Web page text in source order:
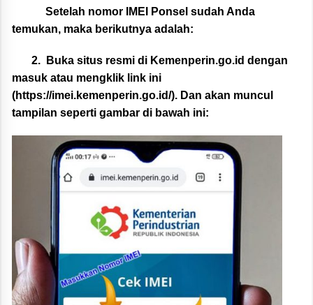
Setelah nomor IMEI Ponsel sudah Anda
temukan, maka berikutnya adalah:
2. Buka situs resmi di Kemenperin.go.id dengan
masuk atau mengklik link ini
(https://imei.kemenperin.go.id/). Dan akan muncul
tampilan seperti gambar di bawah ini: